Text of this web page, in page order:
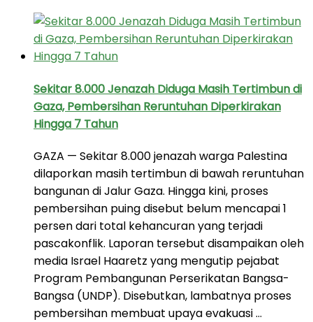
Sekitar 8.000 Jenazah Diduga Masih Tertimbun di
Gaza, Pembersihan Reruntuhan Diperkirakan
Hingga 7 Tahun
GAZA — Sekitar 8.000 jenazah warga Palestina
dilaporkan masih tertimbun di bawah reruntuhan
bangunan di Jalur Gaza. Hingga kini, proses
pembersihan puing disebut belum mencapai 1
persen dari total kehancuran yang terjadi
pascakonflik. Laporan tersebut disampaikan oleh
media Israel Haaretz yang mengutip pejabat
Program Pembangunan Perserikatan Bangsa-
Bangsa (UNDP). Disebutkan, lambatnya proses
pembersihan membuat upaya evakuasi …